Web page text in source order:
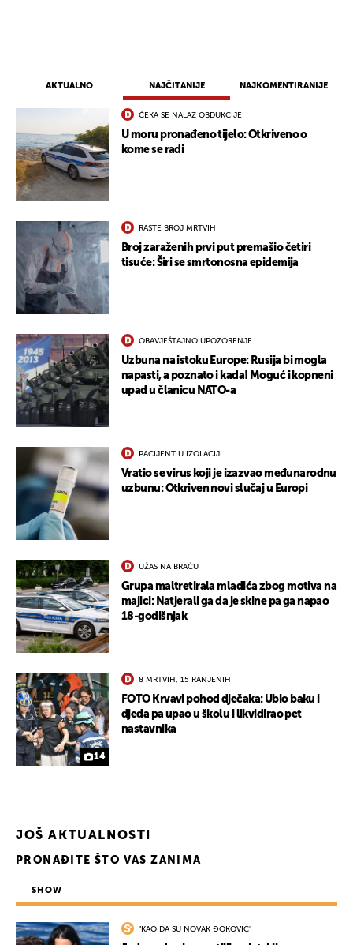
AKTUALNO NAJČITANIJE NAJKOMENTIRANIJE
ČEKA SE NALAZ OBDUKCIJE
U moru pronađeno tijelo: Otkriveno o
kome se radi
RASTE BROJ MRTVIH
Broj zaraženih prvi put premašio četiri
tisuće: Širi se smrtonosna epidemija
OBAVJEŠTAJNO UPOZORENJE
Uzbuna na istoku Europe: Rusija bi mogla
napasti, a poznato i kada! Moguć i kopneni
upad u članicu NATO-a
PACIJENT U IZOLACIJI
Vratio se virus koji je izazvao međunarodnu
uzbunu: Otkriven novi slučaj u Europi
UŽAS NA BRAČU
Grupa maltretirala mladića zbog motiva na
majici: Natjerali ga da je skine pa ga napao
18-godišnjak
14
8 MRTVIH, 15 RANJENIH
FOTO Krvavi pohod dječaka: Ubio baku i
djeda pa upao u školu i likvidirao pet
nastavnika
JOŠ AKTUALNOSTI
PRONAĐITE ŠTO VAS ZANIMA
SHOW
"KAO DA SU NOVAK ĐOKOVIĆ"
UKLJUČITE NOTIFIKACIJE